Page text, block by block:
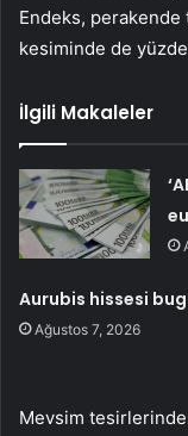
Endeks, perakende
kesiminde de
İlgili Makaleler
Aurubis hissesi
Ağustos 7, 2026
Mevsim